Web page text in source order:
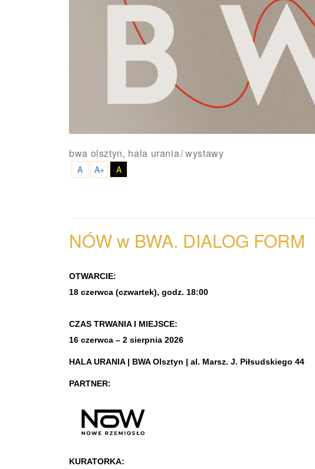
bwa olsztyn, hala urania wystawy
A A+ A
NÓW w BWA. DIALOG FORM
OTWARCIE:
18 czerwca (czwartek), godz. 18:00
CZAS TRWANIA I MIEJSCE:
16 czerwca – 2 sierpnia 2026
HALA URANIA | BWA Olsztyn | al. Marsz. J. Piłsudskiego 44
PARTNER:
KURATORKA: